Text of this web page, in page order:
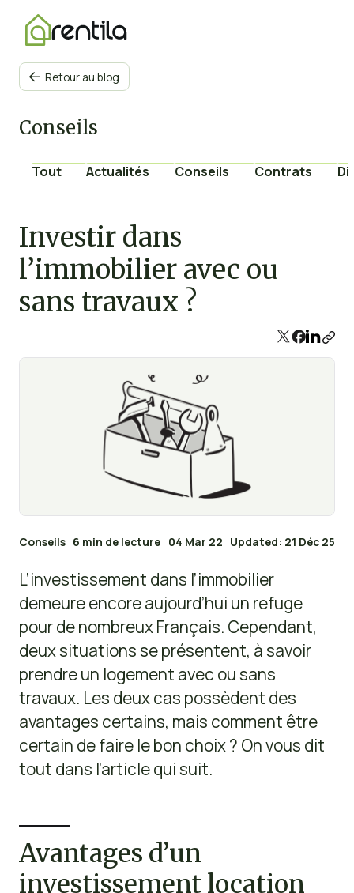
 Retour au blog
Conseils
Tout Actualités Conseils Contrats
Investir dans
l’immobilier avec ou
sans travaux ?
Conseils 6 min de lecture 04 Mar 22 Updated: 21 Déc 25
L’investissement dans l’immobilier
demeure encore aujourd’hui un refuge
pour de nombreux Français. Cependant,
deux situations se présentent, à savoir
prendre un logement avec ou sans
travaux. Les deux cas possèdent des
avantages certains, mais comment être
certain de faire le bon choix ? On vous dit
tout dans l’article qui suit.
Avantages d’un
investissement location